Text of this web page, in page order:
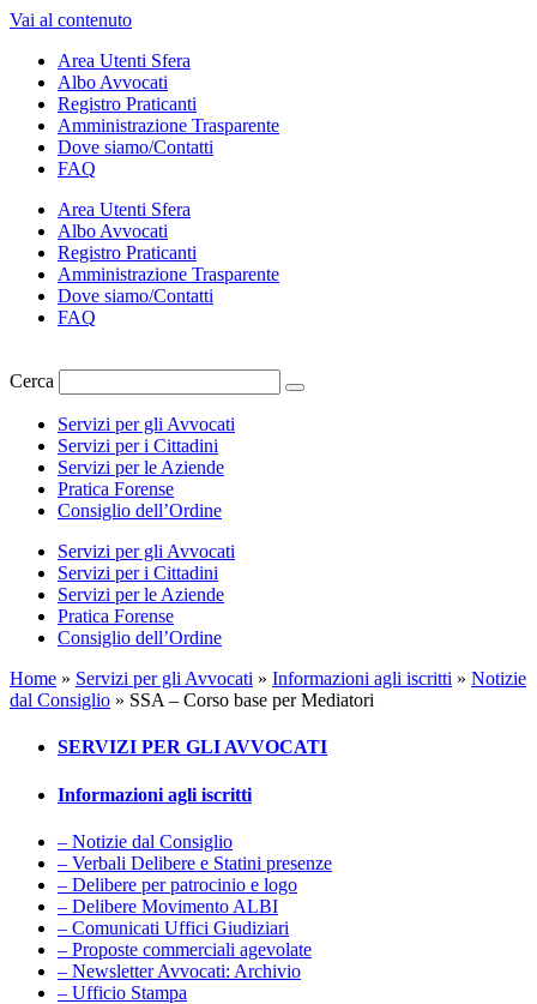
Vai al contenuto
Area Utenti Sfera
Albo Avvocati
Registro Praticanti
Amministrazione Trasparente
Dove siamo/Contatti
FAQ
Area Utenti Sfera
Albo Avvocati
Registro Praticanti
Amministrazione Trasparente
Dove siamo/Contatti
FAQ
Cerca
Servizi per gli Avvocati
Servizi per i Cittadini
Servizi per le Aziende
Pratica Forense
Consiglio dell’Ordine
Servizi per gli Avvocati
Servizi per i Cittadini
Servizi per le Aziende
Pratica Forense
Consiglio dell’Ordine
Home » Servizi per gli Avvocati » Informazioni agli iscritti » Notizie
dal Consiglio » SSA – Corso base per Mediatori
SERVIZI PER GLI AVVOCATI
Informazioni agli iscritti
– Notizie dal Consiglio
– Verbali Delibere e Statini presenze
– Delibere per patrocinio e logo
– Delibere Movimento ALBI
– Comunicati Uffici Giudiziari
– Proposte commerciali agevolate
– Newsletter Avvocati: Archivio
– Ufficio Stampa